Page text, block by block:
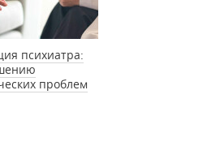
психиатра:
проблем